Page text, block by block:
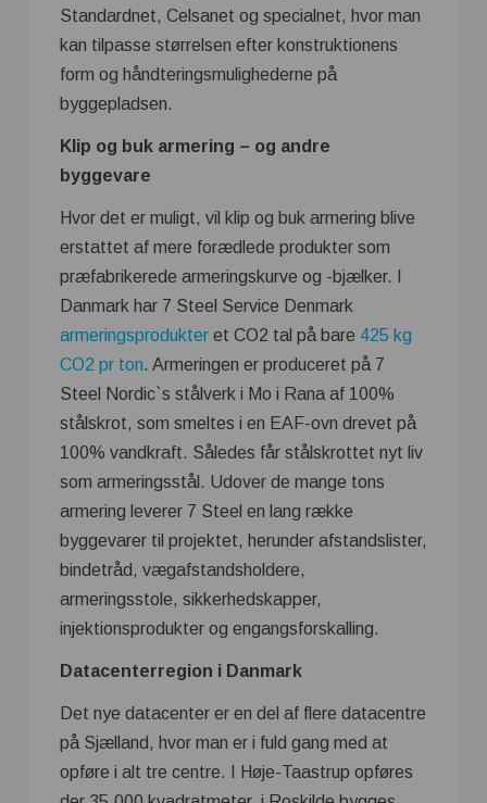
Standardnet, Celsanet og specialnet, hvor man
kan tilpasse størrelsen efter konstruktionens
form og håndteringsmulighederne på
byggepladsen.
Klip og buk armering – og andre
byggevare
Hvor det er muligt, vil klip og buk armering blive
erstattet af mere forædlede produkter som
præfabrikerede armeringskurve og -bjælker. I
Danmark har 7 Steel Service Denmark
armeringsprodukter et CO2 tal på bare 425 kg
CO2 pr ton. Armeringen er produceret på 7
Steel Nordic`s stålverk i Mo i Rana af 100%
stålskrot, som smeltes i en EAF-ovn drevet på
100% vandkraft. Således får stålskrottet nyt liv
som armeringsstål. Udover de mange tons
armering leverer 7 Steel en lang række
byggevarer til projektet, herunder afstandslister,
bindetråd, vægafstandsholdere,
armeringsstole, sikkerhedskapper,
injektionsprodukter og engangsforskalling.
Datacenterregion i Danmark
Det nye datacenter er en del af flere datacentre
på Sjælland, hvor man er i fuld gang med at
opføre i alt tre centre. I Høje-Taastrup opføres